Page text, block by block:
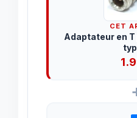
CET
Adaptateur en